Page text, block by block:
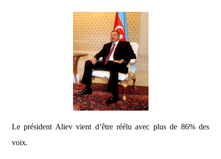
Le président Aliev vient d’être réélu avec plus de 86% des
voix.